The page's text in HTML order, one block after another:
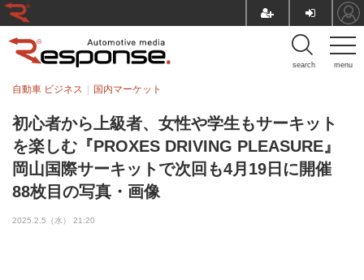
menu
search
初心者から上級者、女性や学生もサーキット
を楽しむ『PROXES DRIVING PLEASURE』
岡山国際サーキットで次回も4月19日に開催
88枚目の写真・画像
自動車 ビジネス 国内マーケット
2025.2.5（水） 21:20